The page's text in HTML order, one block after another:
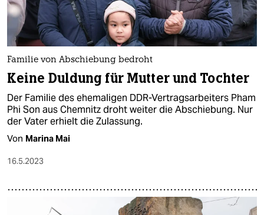
Familie von Abschiebung bedroht
Keine Duldung für Mutter und Tochter
Der Familie des ehemaligen DDR-Vertragsarbeiters Pham
Phi Son aus Chemnitz droht weiter die Abschiebung. Nur
der Vater erhielt die Zulassung.
Von Marina Mai
16.5.2023